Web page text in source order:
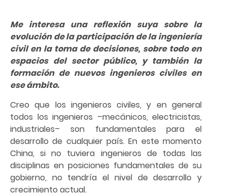
Me interesa una reflexión suya sobre la
evolución de la participación de la ingeniería
civil en la toma de decisiones, sobre todo en
espacios del sector público, y también la
formación de nuevos ingenieros civiles en
ese ámbito.
Creo que los ingenieros civiles, y en general
todos los ingenieros –mecánicos, electricistas,
industriales– son fundamentales para el
desarrollo de cualquier país. En este momento
China, si no tuviera ingenieros de todas las
disciplinas en posiciones fundamentales de su
gobierno, no tendría el nivel de desarrollo y
crecimiento actual.